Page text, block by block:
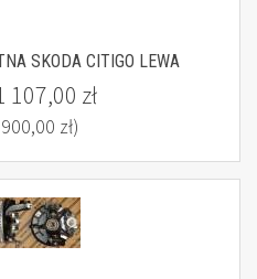
SKODA CITIGO LEWA
107,00 zł
900,00 zł)